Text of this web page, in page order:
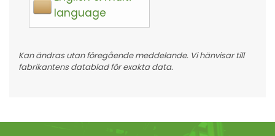
language
Kan ändras utan föregående meddelande. Vi hänvisar till
fabrikantens datablad för exakta data.